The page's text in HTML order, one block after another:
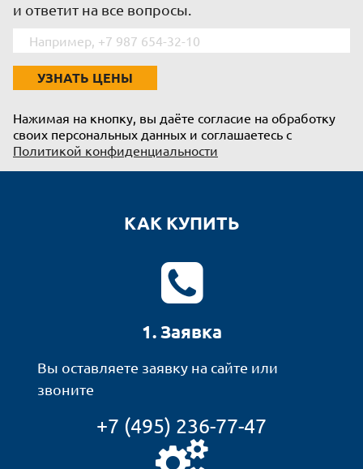
и ответит на все вопросы.
УЗНАТЬ ЦЕНЫ
Нажимая на кнопку, вы даёте согласие на обработку
своих персональных данных и соглашаетесь с
Политикой конфиденциальности
КАК КУПИТЬ
1. Заявка
Вы оставляете заявку на сайте или
звоните
+7 (495) 236-77-47